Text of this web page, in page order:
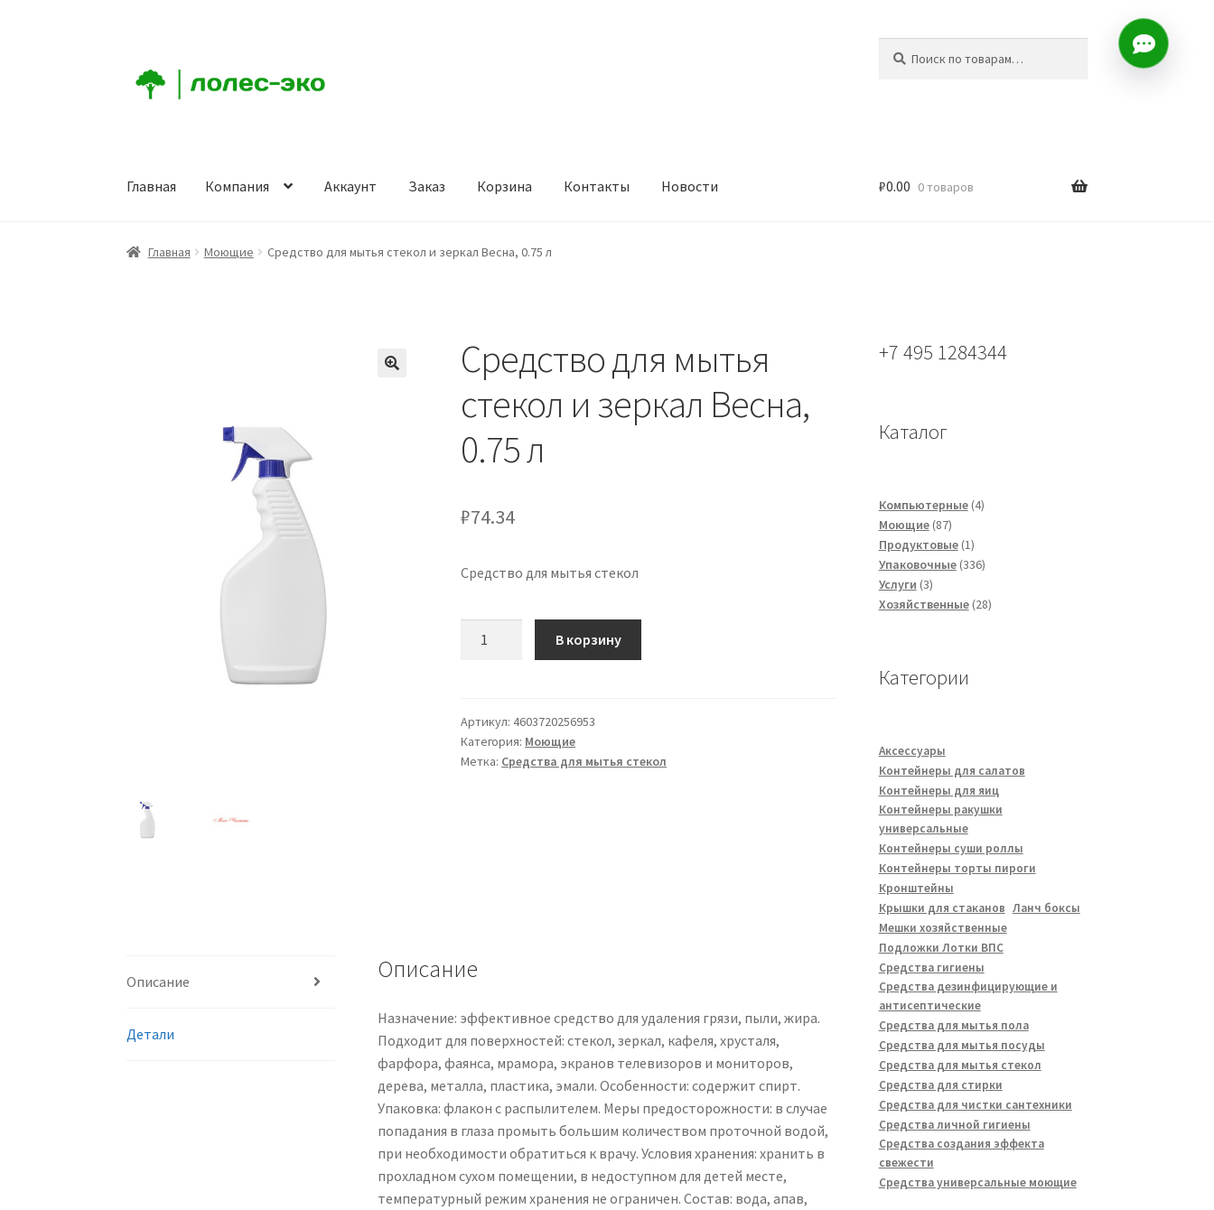
навигации
содержимому
Главная Компания Аккаунт Заказ Корзина Контакты Новости
Главная Компания Аккаунт Новости
₽0.00 0 товаров
Главная Моющие Средство для мытья стекол и зеркал Весна, 0.75 л
Средство для мытья
стекол и зеркал Весна,
0.75 л
₽74.34
Средство для мытья стекол
мытья
стекол
и
В корзину
Артикул:4603720256953
Категория: Моющие
Метка: Средства для мытья стекол
Описание
Детали
Описание
Назначение: эффективное средство для удаления грязи, пыли, жира.
Подходит для поверхностей: стекол, зеркал, кафеля, хрусталя,
фарфора, фаянса, мрамора, экранов телевизоров и мониторов,
дерева, металла, пластика, эмали. Особенности: содержит спирт.
Упаковка: флакон с распылителем. Меры предосторожности: в случае
попадания в глаза промыть большим количеством проточной водой,
при необходимости обратиться к врачу. Условия хранения: хранить в
прохладном сухом помещении, в недоступном для детей месте,
температурный режим хранения не ограничен. Состав: вода, апав,
+7 495 1284344
Каталог
Компьютерные 44
Моющие 8787
товаров
Продуктовые 11
товар
Упаковочные 336336
Услуги 33
товара
Хозяйственные 2828
Категории
Аксессуары
Контейнеры для салатов
Контейнеры для яиц
Контейнеры ракушки
универсальные
Контейнеры суши роллы
Контейнеры торты пироги
Кронштейны
Крышки для стаканов Ланч боксы
Мешки хозяйственные
Подложки Лотки ВПС
Средства гигиены
Средства дезинфицирующие и
антисептические
Средства для мытья пола
Средства для мытья посуды
Средства для мытья стекол
Средства для стирки
Средства для чистки сантехники
Средства личной гигиены
Средства создания эффекта
свежести
Средства универсальные моющие